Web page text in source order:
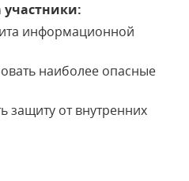
участники:
информационной
наиболее опасные
защиту от внутренних